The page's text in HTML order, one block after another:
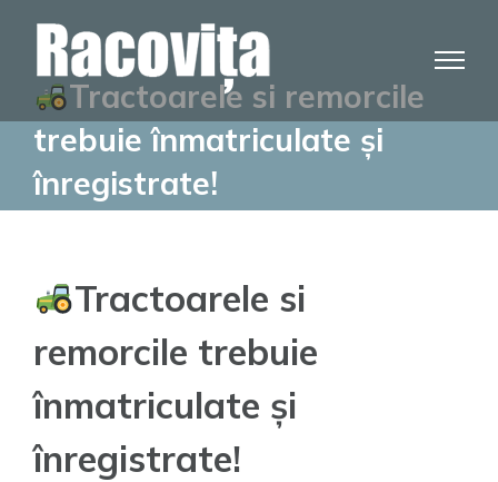
content Tractoarele si remorcile
trebuie înmatriculate și
înregistrate!
Tractoarele si
remorcile trebuie
înmatriculate și
înregistrate!